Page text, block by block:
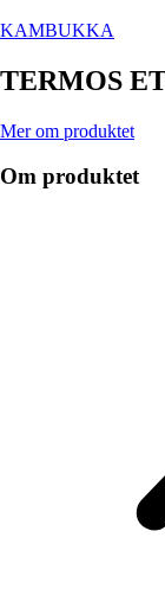
KAMBUKKA
TERMOS
Mer om produktet
Om produktet